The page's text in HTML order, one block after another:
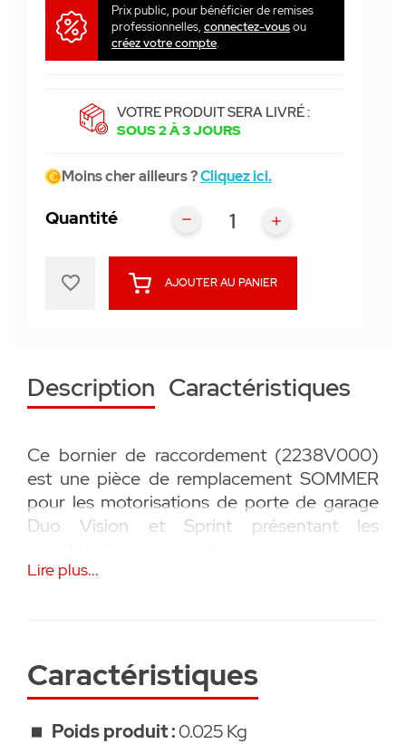
Prix public, pour bénéficier de remises
professionnelles, connectez-vousou
créez votre compte.
VOTRE PRODUIT SERA LIVRÉ :
SOUS 2 À 3 JOURS
Moins cher ailleurs ?Cliquez ici.
Quantité
AJOUTER AU PANIER
favorite_border
Description Caractéristiques
Ce bornier de raccordement (2238V000)
est une pièce de remplacement SOMMER
pour les motorisations de porte de garage
Duo Vision et Sprint présentant les
• Garanti 2 ans
Lire plus...
Caractéristiques
Poids produit :0.025 Kg